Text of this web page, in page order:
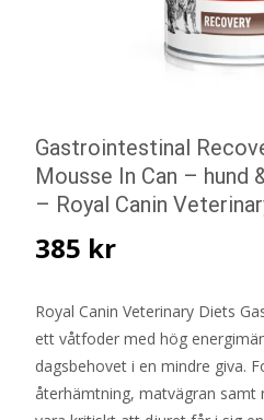
Gastrointestinal
Mousse In Can – hund
– Royal Canin
385 kr
Royal Canin Veterinary Diets
ett våtfoder med hög
dagsbehovet i en mindre giva.
återhämtning, matvägran samt